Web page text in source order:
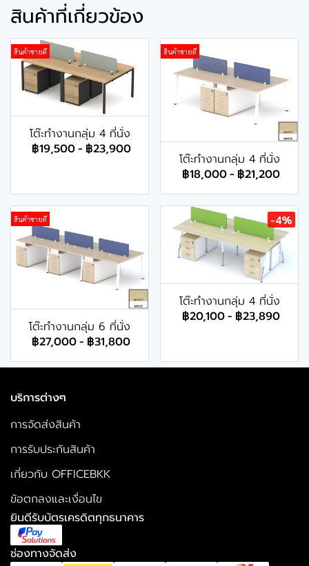
สินค้าที่เกี่ยวข้อง
สินค้าขายดี
โต๊ะทำงานกลุ่ม 4 ที่นั่ง
฿19,500- ฿23,900
สินค้าขายดี
โต๊ะทำงานกลุ่ม 4 ที่นั่ง
฿18,000- ฿21,200
สินค้าขายดี
โต๊ะทำงานกลุ่ม 6 ที่นั่ง
฿27,000- ฿31,800
-4%
โต๊ะทำงานกลุ่ม 4 ที่นั่ง
฿20,100- ฿23,890
บริการต่างๆ
การจัดส่งสินค้า
การรับประกันสินค้า
เกี่ยวกับ OFFICEBKK
ข้อตกลงและเงื่อนไข
ยินดีรับบัตรเครดิตทุกธนาคาร
ช่องทางจัดส่ง